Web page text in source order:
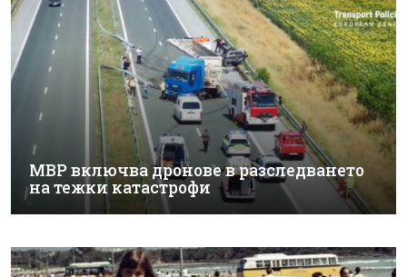
МВР включва дронове в разследването
на тежки катастрофи